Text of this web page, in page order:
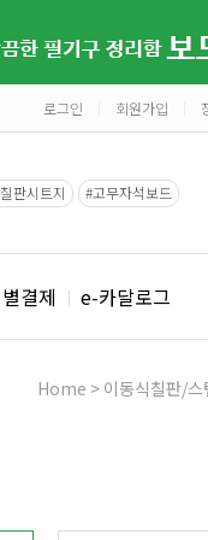
로그인 회원가입
판시트지 #고무자석보드
결제 e-카달로그
Home > 이동식칠판/스